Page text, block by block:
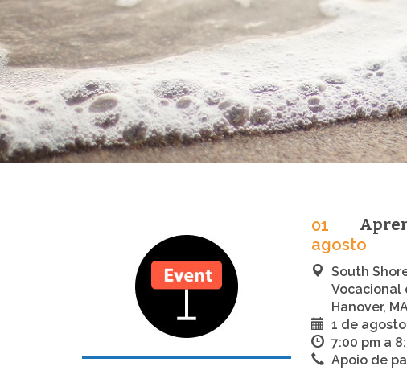
01
agosto
South
Vocacional
Hanover,
1 de
7:00 pm a
Apoio de